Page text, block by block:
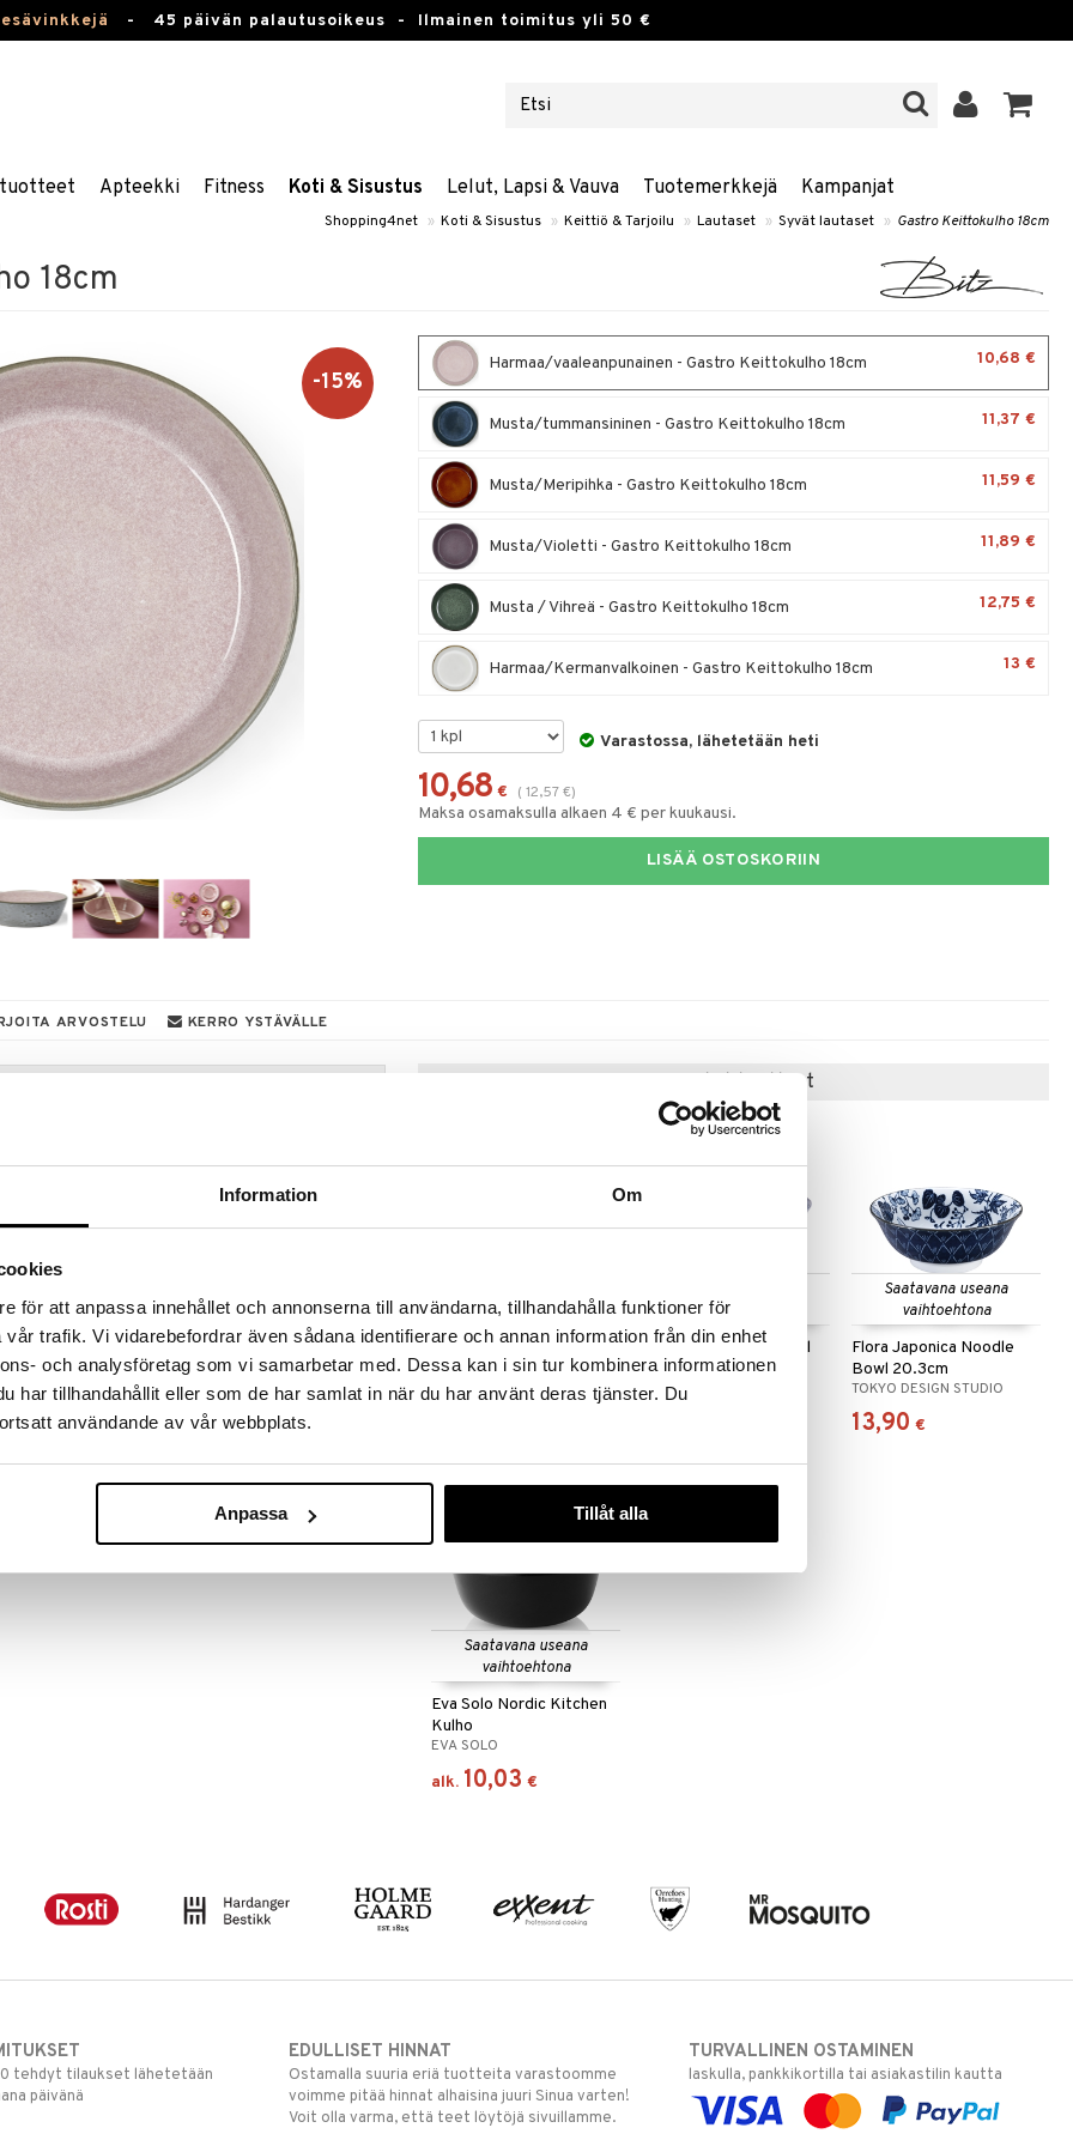
Information Om
för att anpassa innehållet och annonserna till användarna, tillhandahålla funktioner för
trafik. Vi vidarebefordrar även sådana identifierare och annan information från din enhet
och analysföretag som vi samarbetar med. Dessa kan i sin tur kombinera informationen
har tillhandahållit eller som de har samlat in när du har använt deras tjänster. Du
användande av vår webbplats.
Anpassa Tillåt alla
- 45 päivän palautusoikeus - Ilmainen toimitus yli 50 €
Apteekki Fitness Koti & Sisustus Lelut, Lapsi & Vauva Tuotemerkkejä Kampanjat
Shopping4net » Koti & Sisustus » Keittiö & Tarjoilu » Lautaset » Syvät lautaset » Gastro Keittokulho 18cm
18cm
-15%
Harmaa/vaaleanpunainen - Gastro Keittokulho 18cm 10,68 €
Musta/tummansininen - Gastro Keittokulho 18cm 11,37 €
Musta/Meripihka - Gastro Keittokulho 18cm 11,59 €
Musta/Violetti - Gastro Keittokulho 18cm 11,89 €
Musta / Vihreä - Gastro Keittokulho 18cm 12,75 €
Harmaa/Kermanvalkoinen - Gastro Keittokulho 18cm 13 €
Varastossa, lähetetään heti
10,68 € ( 12,57 €)
Maksa osamaksulla alkaen 4 € per kuukausi.
LISÄÄ OSTOSKORIIN
ARVOSTELU KERRO YSTÄVÄLLE
hinnoilla!
31.8.2026 asti mutta ole nopea -
voivat päästä loppumaan!
mattaisesta, mustasta kivitavarasta, jonka
halkaisija on 18 cm. BITZ rustiikkiset
ei kokoisina ja monin ihanin värityksin kauniilla,
kivitavaran hohdetta.
Suositut tuotteet
vaihtoehtona
Nippon Blue Soba Kulho
21 cm
TOKYO DESIGN STUDIO
vaihtoehtona
Nippon Blue Tayo Bowl
15.2 cm
TOKYO DESIGN STUDIO
Saatavana useana
vaihtoehtona
Flora Japonica Noodle
Bowl 20.3cm
TOKYO DESIGN STUDIO
13,90 €
Saatavana useana
vaihtoehtona
Eva Solo Nordic Kitchen
Kulho
EVA SOLO
alk. 10,03 €
tehdyt tilaukset lähetetään
päivänä
EDULLISET HINNAT
Ostamalla suuria eriä tuotteita varastoomme
voimme pitää hinnat alhaisina juuri Sinua varten!
Voit olla varma, että teet löytöjä sivuillamme.
TURVALLINEN OSTAMINEN
laskulla, pankkikortilla tai asiakastilin kautta